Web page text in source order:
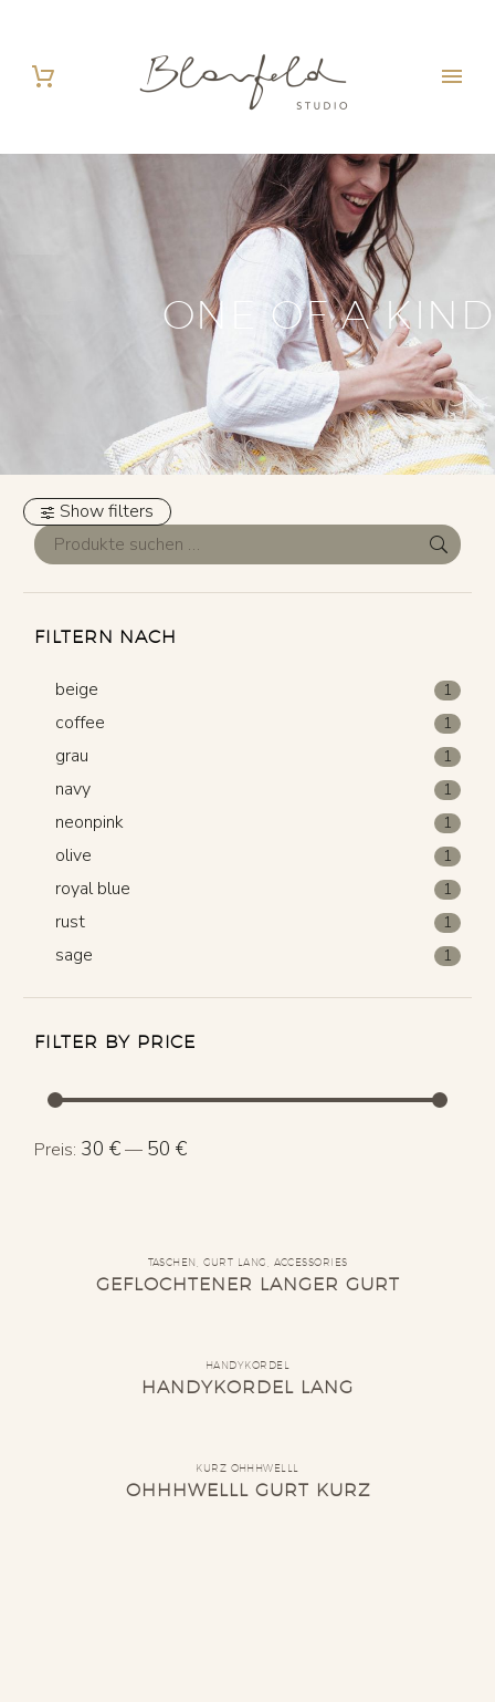
ONE OF A KIND
Show filters
FILTERN NACH
beige 1
coffee 1
grau 1
navy 1
neonpink 1
olive 1
royal blue 1
rust 1
sage 1
FILTER BY PRICE
Min.
Max.
Preis: 30 €— 50 €
TASCHEN GURT LANG ACCESSORIES
GEFLOCHTENER LANGER GURT
HANDYKORDEL
HANDYKORDEL LANG
KURZ OHHHWELLL
OHHHWELLL GURT KURZ